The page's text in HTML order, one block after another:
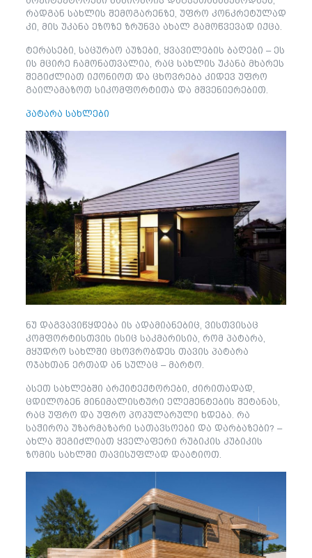
რადგან სახლის შემოგარენზე, უფრო კონკრეტულად
კი, მის უკანა ეზოზე ზრუნვა ახალ გამოწვევად იქცა.
ტერასები, საცურაო აუზები, ყვავილების ბაღები – ეს
ის მცირე ჩამონათვალია, რაც სახლის უკანა მხარეს
შეგიძლიათ იქონიოთ და ცხოვრება კიდევ უფრო
გაილამაზოთ სიკომფორტითა და მშვენიერებით.
პატარა სახლები
ნუ დაგვავიწყდება ის ადამიანებიც, ვისთვისაც
კომფორტისთვის ისიც საკმარისია, რომ პატარა,
მყუდრო სახლში ცხოვრობდეს თავის პატარა
ოჯახთან ერთად ან სულაც – მარტო.
ასეთ სახლებში არქიტექტორები, ძირითადად,
ცდილობენ მინიმალისტური ელემენტების შეტანას,
რაც უფრო და უფრო პოპულარული ხდება. რა
საჭიროა უზარმაზარი სათავსოები და დარბაზები? –
ახლა შეგიძლიათ ყველაფერი რუბიკის კუბიკის
ზომის სახლში თავისუფლად დაატიოთ.